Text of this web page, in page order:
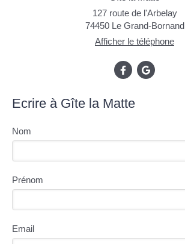
127 route de l'Arbelay
74450 Le Grand-Bornand
Afficher le téléphone
Ecrire à Gîte la Matte
Nom
Prénom
Email